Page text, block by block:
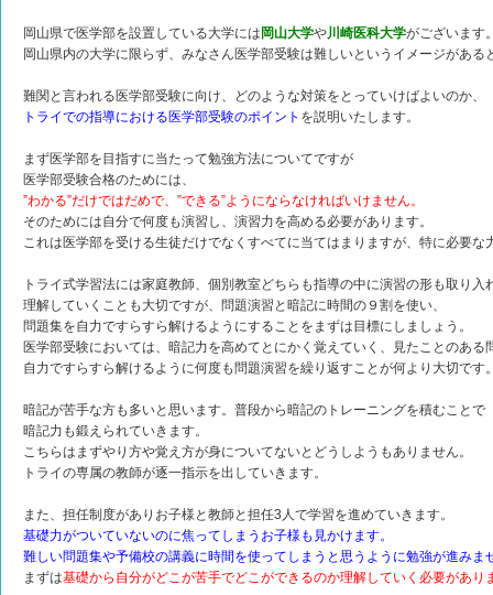
岡山県で医学部を設置している大学には 岡山大学や川崎医科大学がございます
岡山県内の大学に限らず、みなさん医学部受験は難しいというイメージがある
難関と言われる医学部受験に向け、どのような対策をとっていけばよいのか、
トライでの指導における医学部受験のポイント を説明いたします。
まず医学部を目指すに当たって勉強方法についてですが
医学部受験合格のためには、
”わかる”だけではだめで、”できる”ようにならなければいけません。
そのためには自分で何度も演習し、演習力を高める必要があります。
これは医学部を受ける生徒だけでなくすべてに当てはまりますが、特に必要な
トライ式学習法には家庭教師、個別教室どちらも指導の中に演習の形も取り入
理解していくことも大切ですが、問題演習と暗記に時間の９割を使い、
問題集を自力ですらすら解けるようにすることをまずは目標にしましょう。
医学部受験においては、暗記力を高めてとにかく覚えていく、見たことのある
自力ですらすら解けるように何度も問題演習を繰り返すことが何より大切です
暗記が苦手な方も多いと思います。普段から暗記のトレーニングを積むことで
暗記力も鍛えられていきます。
こちらはまずやり方や覚え方が身についてないとどうしようもありません。
トライの専属の教師が逐一指示を出していきます。
また、担任制度がありお子様と教師と担任3人で学習を進めていきます。
基礎力がついていないのに焦ってしまうお子様も見かけます。
難しい問題集や予備校の講義に時間を使ってしまうと思うように勉強が進みま
まずは基礎から自分がどこが苦手でどこができるのか理解していく必要があり